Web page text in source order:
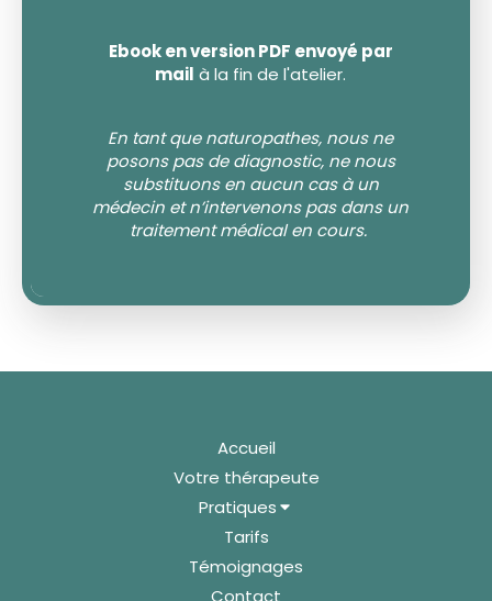
Ebook en version PDF envoyé par
mail à la fin de l'atelier.
En tant que naturopathes, nous ne
posons pas de diagnostic, ne nous
substituons en aucun cas à un
médecin et n’intervenons pas dans un
traitement médical en cours.
Accueil
Votre thérapeute
Pratiques
Tarifs
Témoignages
Contact